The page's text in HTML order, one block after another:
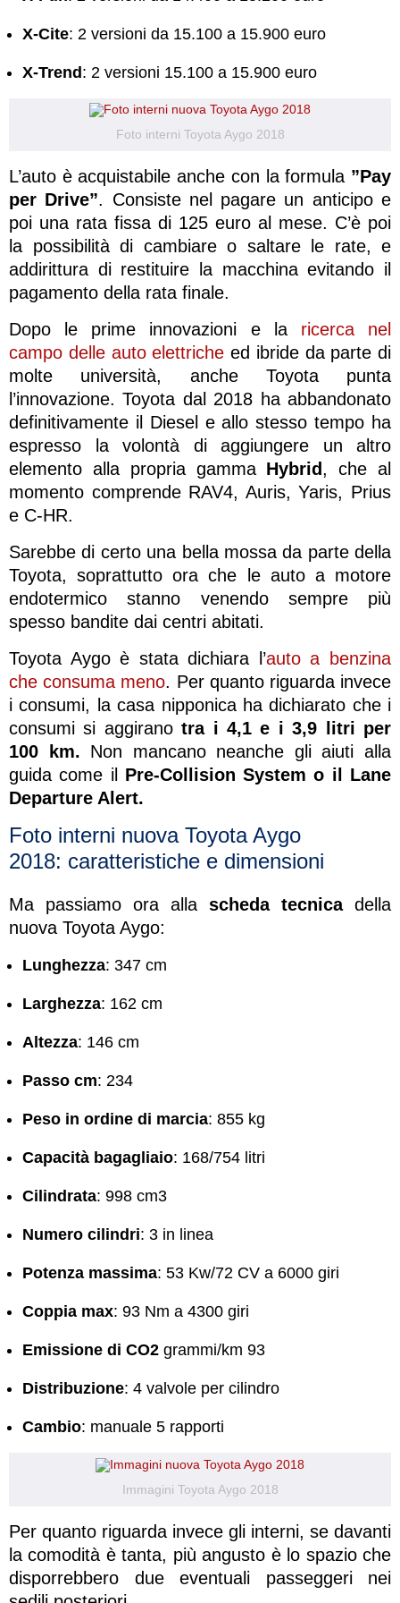
X-Cite: 2 versioni da 15.100 a 15.900 euro
X-Trend: 2 versioni 15.100 a 15.900 euro
Foto interni Toyota Aygo 2018
L’auto è acquistabile anche con la formula ”Pay
per Drive”. Consiste nel pagare un anticipo e
poi una rata fissa di 125 euro al mese. C’è poi
la possibilità di cambiare o saltare le rate, e
addirittura di restituire la macchina evitando il
pagamento della rata finale.
Dopo le prime innovazioni e la ricerca nel
campo delle auto elettriche ed ibride da parte di
molte università, anche Toyota punta
l’innovazione. Toyota dal 2018 ha abbandonato
definitivamente il Diesel e allo stesso tempo ha
espresso la volontà di aggiungere un altro
elemento alla propria gamma Hybrid, che al
momento comprende RAV4, Auris, Yaris, Prius
e C-HR.
Sarebbe di certo una bella mossa da parte della
Toyota, soprattutto ora che le auto a motore
endotermico stanno venendo sempre più
spesso bandite dai centri abitati.
Toyota Aygo è stata dichiara l’auto a benzina
che consuma meno. Per quanto riguarda invece
i consumi, la casa nipponica ha dichiarato che i
consumi si aggiranotra i 4,1 e i 3,9 litri per
100 km. Non mancano neanche gli aiuti alla
guida come il Pre-Collision System o il Lane
Departure Alert.
Foto interni nuova Toyota Aygo
2018: caratteristiche e dimensioni
Ma passiamo ora alla scheda tecnicadella
nuova Toyota Aygo:
Lunghezza: 347 cm
Larghezza: 162 cm
Altezza: 146 cm
Passo cm: 234
Peso in ordine di marcia: 855 kg
Capacità bagagliaio: 168/754 litri
Cilindrata: 998 cm3
Numero cilindri: 3 in linea
Potenza massima: 53 Kw/72 CV a 6000 giri
Coppia max: 93 Nm a 4300 giri
Emissione di CO2 grammi/km 93
Distribuzione: 4 valvole per cilindro
Cambio: manuale 5 rapporti
Immagini Toyota Aygo 2018
Per quanto riguarda invece gli interni, se davanti
la comodità è tanta, più angusto è lo spazio che
disporrebbero due eventuali passeggeri nei